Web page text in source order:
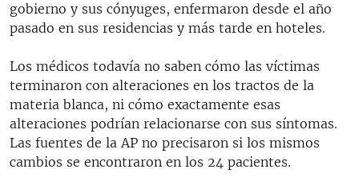
gobierno y sus cónyuges, enfermaron desde el año
pasado en sus residencias y más tarde en hoteles.
Los médicos todavía no saben cómo las víctimas
terminaron con alteraciones en los tractos de la
materia blanca, ni cómo exactamente esas
alteraciones podrían relacionarse con sus síntomas.
Las fuentes de la AP no precisaron si los mismos
cambios se encontraron en los 24 pacientes.